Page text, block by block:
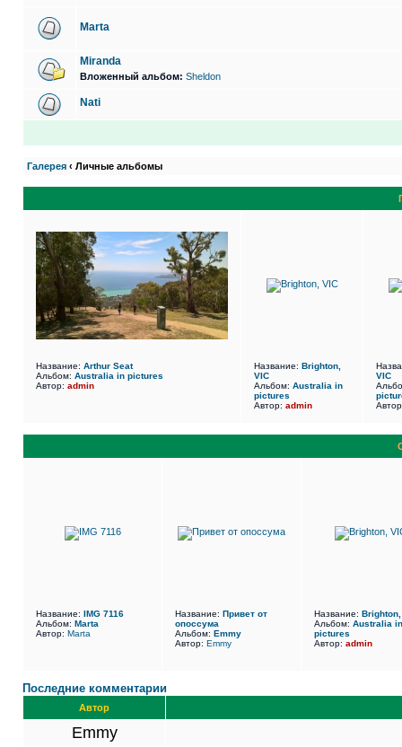
Marta
Miranda
Вложенный альбом: Sheldon
Nati
Галерея ‹ Личные альбомы
Название: Arthur Seat
Альбом: Australia in pictures
Автор: admin
Название: Brighton,
VIC
Альбом: Australia in
pictures
Автор: admin
VIC
Название: IMG 7116
Альбом: Marta
Автор: Marta
Название: Привет от
опоссума
Альбом: Emmy
Автор: Emmy
Название: Brighton,
Альбом: Australia in
pictures
Автор: admin
Последние комментарии
Автор
Emmy